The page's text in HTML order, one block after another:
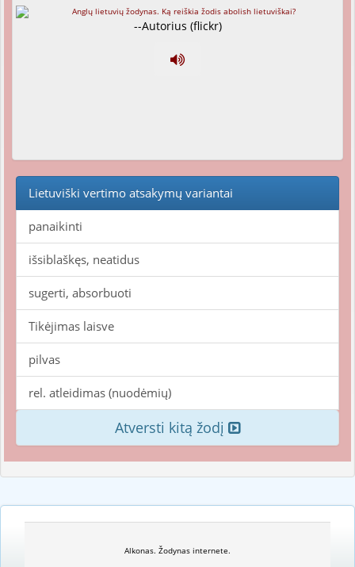
--Autorius (flickr)
Lietuviški vertimo atsakymų variantai
panaikinti
išsiblaškęs, neatidus
sugerti, absorbuoti
Tikėjimas laisve
pilvas
rel. atleidimas (nuodėmių)
Atversti kitą žodį
Alkonas. Žodynas internete.